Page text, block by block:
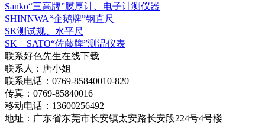
Sanko“三高牌”膜厚计、电子计测仪器
SHINNWA“企鹅牌”钢直尺
SK测试规、水平尺
SK SATO“佐藤牌”测温仪表
联系好色先生在线下载
联系人：唐小姐
联系电话：0769-85840010-820
传真：0769-85840016
移动电话：13600256492
地址：广东省东莞市长安镇太安路长安段224号4号楼